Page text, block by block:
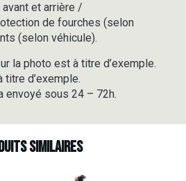
et arrière /
de fourches (selon
(selon véhicule).
la photo est à titre d’exemple.
titre d’exemple.
envoyé sous 24 – 72h.
similaires